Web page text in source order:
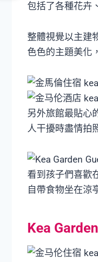
包括了各種花卉
整體視覺以主建
色色的主題美化
另外旅館最貼心
人干擾時盡情拍
看到孩子們喜歡
自帶食物坐在涼
Kea